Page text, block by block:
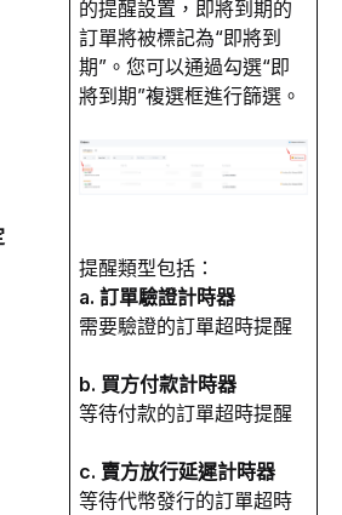
的提醒設置，即將到期的
訂單將被標記為“即將到
期”。您可以通過勾選“即
將到期”複選框進行篩選。
提醒類型包括：
a. 訂單驗證計時器
需要驗證的訂單超時提醒
b. 買方付款計時器
等待付款的訂單超時提醒
c. 賣方放行延遲計時器
等待代幣發行的訂單超時